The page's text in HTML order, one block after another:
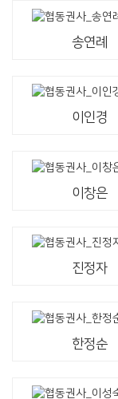
송연례
이인경
이창은
진정자
한정순